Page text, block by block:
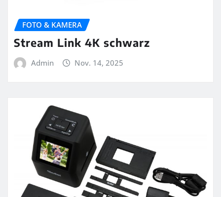
FOTO & KAMERA
Stream Link 4K schwarz
Admin Nov. 14, 2025